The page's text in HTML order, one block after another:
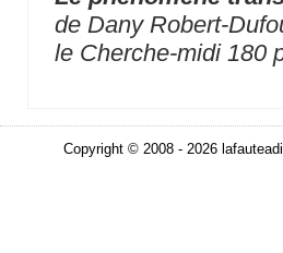
de Dany Robert-
le Cherche-midi 180
Copyright © 2008 - 2026